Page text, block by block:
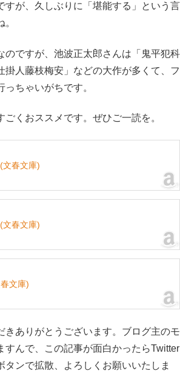
すが、久しぶりに「堪能する」という言
のですが、池波正太郎さんは「鬼平犯科
掛人藤枝梅安」などの大作が多くて、フ
っちゃいがちです。
ごくおススメです。ぜひご一読を。
文春文庫)
文春文庫)
文庫)
きありがとうございます。ブログ主のモ
すんで、この記事が面白かったらTwitter
タンで拡散、よろしくお願いいたしま